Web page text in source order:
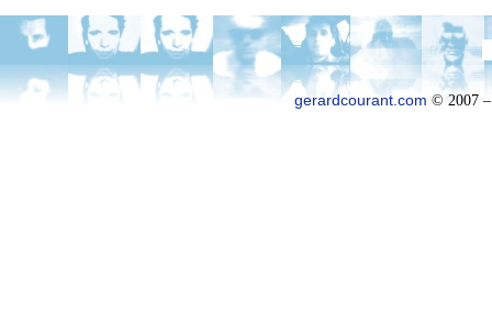
gerardcourant.com © 2007